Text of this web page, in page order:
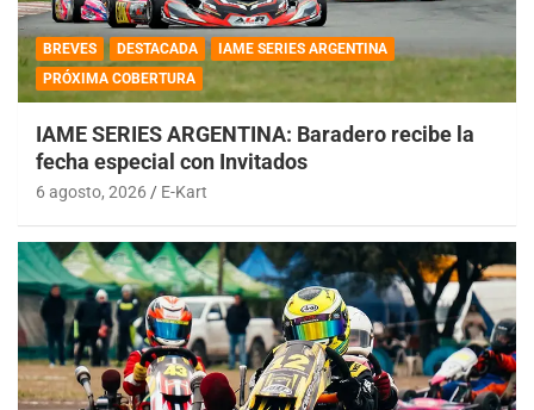
BREVES DESTACADA
IAME SERIES ARGENTINA
PRÓXIMA COBERTURA
IAME SERIES ARGENTINA: Baradero recibe la
fecha especial con Invitados
6 agosto, 2026 E-Kart